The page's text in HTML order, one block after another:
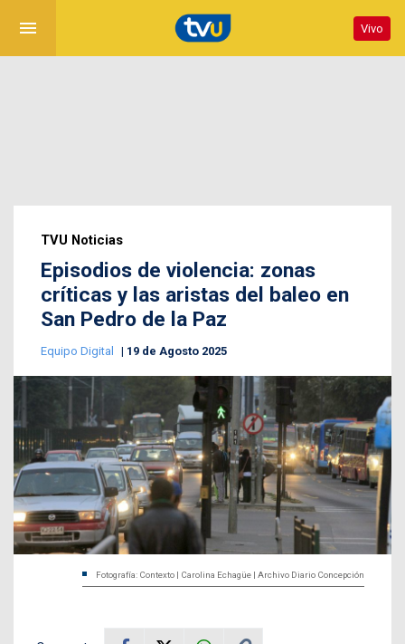
menu Vivo
TVU Noticias
Episodios de violencia: zonas
críticas y las aristas del baleo en
San Pedro de la Paz
Equipo Digital 19 de Agosto 2025
Fotografía: Contexto | Carolina Echagüe | Archivo Diario Concepción